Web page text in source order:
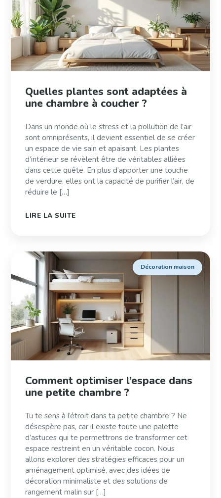
Quelles plantes sont adaptées à
une chambre à coucher ?
Dans un monde où le stress et la pollution de l’air
sont omniprésents, il devient essentiel de se créer
un espace de vie sain et apaisant. Les plantes
d’intérieur se révèlent être de véritables alliées
dans cette quête. En plus d’apporter une touche
de verdure, elles ont la capacité de purifier l’air, de
réduire le […]
LIRE LA SUITE
Décoration maison
Comment optimiser l’espace dans
une petite chambre ?
Tu te sens à l’étroit dans ta petite chambre ? Ne
désespère pas, car il existe toute une palette
d’astuces qui te permettrons de transformer cet
espace restreint en un véritable cocon. Nous
allons explorer des stratégies efficaces pour un
aménagement optimisé, avec des idées de
décoration minimaliste et des solutions de
rangement malin sur […]